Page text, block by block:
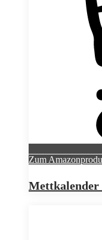
Zum
Mettkalender